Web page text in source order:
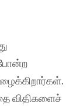
போன்ற
விதிகளைச்